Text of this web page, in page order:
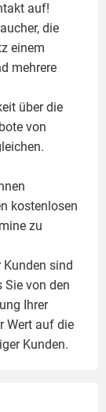
auf!
die
einem
mehrere
über die
von
kostenlosen
zu
Kunden sind
Sie von den
Ihrer
Wert auf die
Kunden.